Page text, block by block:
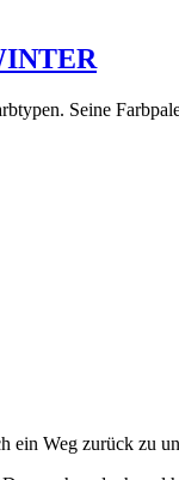
Seine
ein Weg zurück zu